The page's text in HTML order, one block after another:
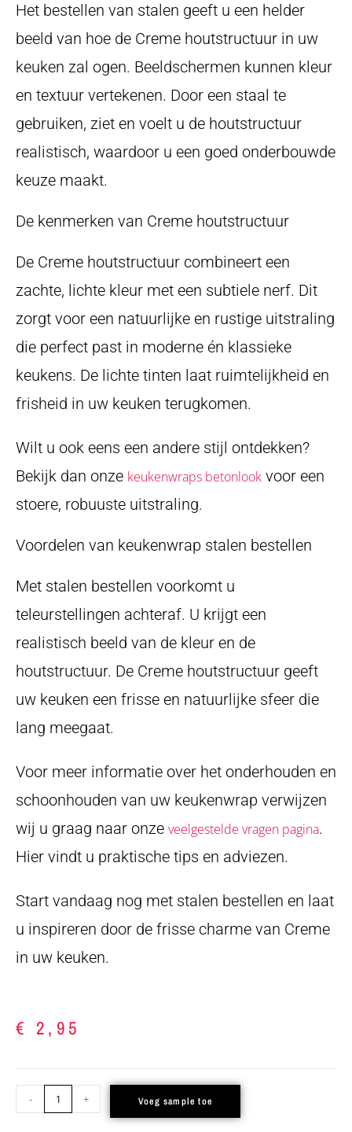
Het bestellen van stalen geeft u een helder
beeld van hoe de Creme houtstructuur in uw
keuken zal ogen. Beeldschermen kunnen kleur
en textuur vertekenen. Door een staal te
gebruiken, ziet en voelt u de houtstructuur
realistisch, waardoor u een goed onderbouwde
keuze maakt.
De kenmerken van Creme houtstructuur
De Creme houtstructuur combineert een
zachte, lichte kleur met een subtiele nerf. Dit
zorgt voor een natuurlijke en rustige uitstraling
die perfect past in moderne én klassieke
keukens. De lichte tinten laat ruimtelijkheid en
frisheid in uw keuken terugkomen.
Wilt u ook eens een andere stijl ontdekken?
Bekijk dan onze keukenwraps betonlook voor een
stoere, robuuste uitstraling.
Voordelen van keukenwrap stalen bestellen
Met stalen bestellen voorkomt u
teleurstellingen achteraf. U krijgt een
realistisch beeld van de kleur en de
houtstructuur. De Creme houtstructuur geeft
uw keuken een frisse en natuurlijke sfeer die
lang meegaat.
Voor meer informatie over het onderhouden en
schoonhouden van uw keukenwrap verwijzen
wij u graag naar onze veelgestelde vragen pagina.
Hier vindt u praktische tips en adviezen.
Start vandaag nog met stalen bestellen en laat
u inspireren door de frisse charme van Creme
in uw keuken.
€ 2,95
- + Voeg sample toe